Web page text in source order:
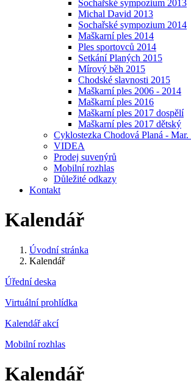
Sochařské sympozium 2013
Michal David 2013
Sochařské sympozium 2014
Maškarní ples 2014
Ples sportovců 2014
Setkání Planých 2015
Mírový běh 2015
Chodské slavnosti 2015
Maškarní ples 2006 - 2014
Maškarní ples 2016
Maškarní ples 2017 dospělí
Maškarní ples 2017 dětský
Cyklostezka Chodová Planá - Mar.
VIDEA
Prodej suvenýrů
Mobilní rozhlas
Důležité odkazy
Kontakt
Kalendář
Úvodní stránka
Kalendář
Úřední deska
Virtuální prohlídka
Kalendář akcí
Mobilní rozhlas
Kalendář